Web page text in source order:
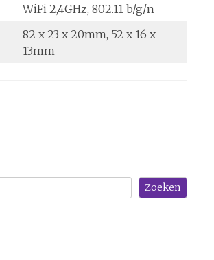
WiFi 2,4GHz, 802.11 b/g/n
82 x 23 x 20mm, 52 x 16 x
13mm
Zoeken